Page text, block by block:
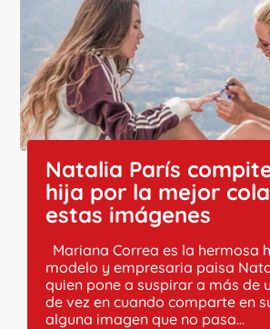
Natalia París
hija por la mejor
estas imágenes
Mariana Correa es la hermosa
modelo y empresaria paisa
quien pone a suspirar a más de
de vez en cuando comparte en
alguna imagen que no pasa...